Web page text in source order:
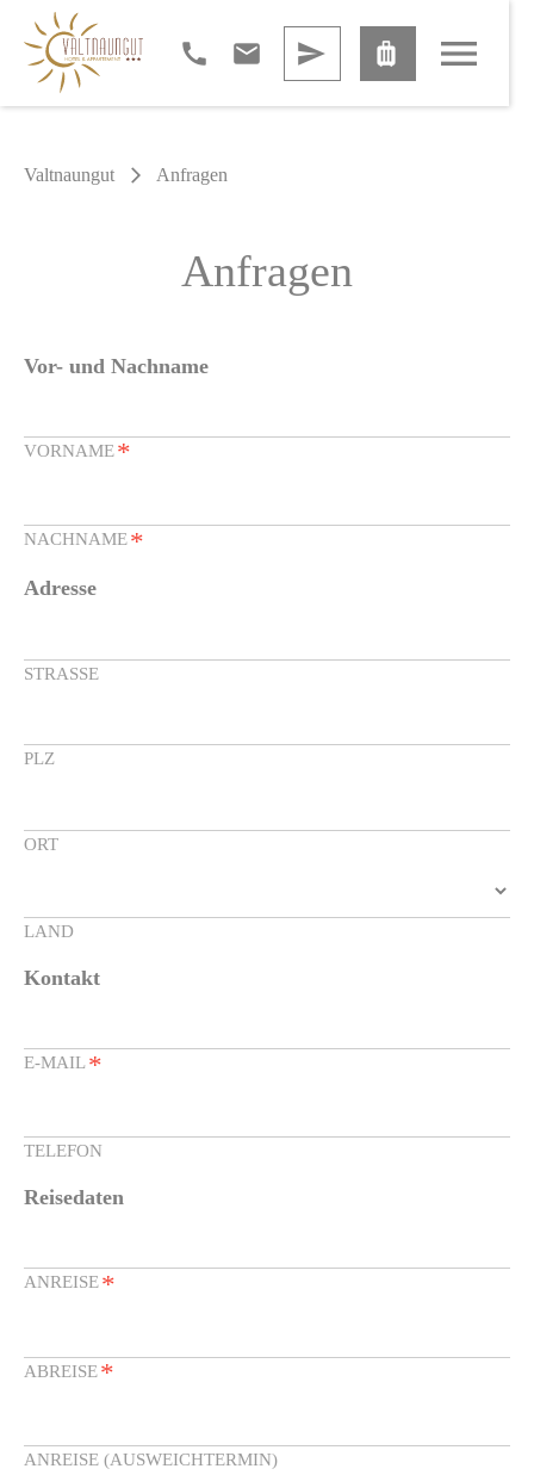
call email send luggage menu
Valtnaungut arrow_forward_ios Anfragen
Anfragen
Vor- und Nachname
VORNAME*
NACHNAME*
Adresse
STRASSE
PLZ
ORT
LAND
Kontakt
E-MAIL*
TELEFON
Reisedaten
ANREISE*
ABREISE*
ANREISE (AUSWEICHTERMIN)